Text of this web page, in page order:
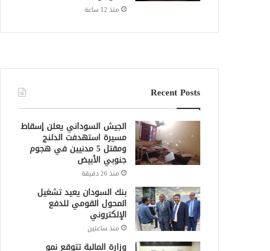
منذ 12 ساعة
Recent Posts
الجيش السوداني يعلن إسقاط
مسيرة استهدفت الدلنج
ومقتل 5 مدنيين في هجوم
جنوبي الأبيض
منذ 26 دقيقة
بنك السودان يعيد تشغيل
المحول القومي للدفع
الإلكتروني
منذ ساعتين
وزارة المالية تتوقع نمو